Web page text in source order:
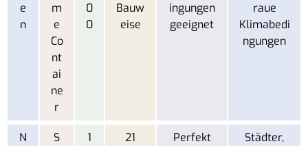
e
n
m
e
Co
nt
ai
ne
r
0
0
Bauw
eise
ingungen
geeignet
raue
Klimabedi
ngungen
N
S
1
21
Perfekt
Städter,